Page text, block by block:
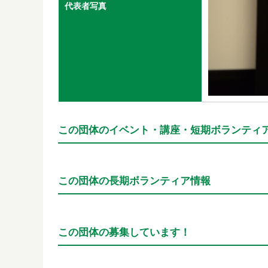
代表者写真
この団体のイベント・講座・短期ボランティ
この団体の長期ボランティア情報
この団体の募集しています！